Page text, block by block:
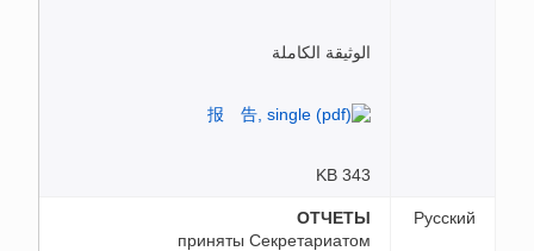
الوثيقة الكاملة
343 KB
Русский
ОТЧЕТЫ
приняты Секретариатом